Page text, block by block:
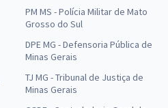
PM MS - Polícia Militar de Mato
Grosso do Sul
DPE MG - Defensoria Pública de
Minas Gerais
TJ MG - Tribunal de Justiça de
Minas Gerais